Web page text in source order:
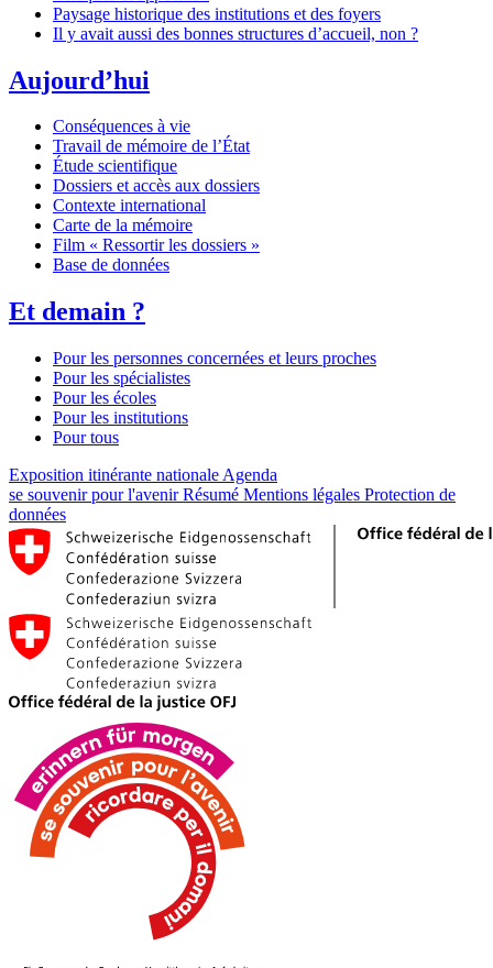
Paysage historique des institutions et des foyers
Il y avait aussi des bonnes structures d’accueil, non ?
Aujourd’hui
Conséquences à vie
Travail de mémoire de l’État
Étude scientifique
Dossiers et accès aux dossiers
Contexte international
Carte de la mémoire
Film « Ressortir les dossiers »
Base de données
Et demain ?
Pour les personnes concernées et leurs proches
Pour les spécialistes
Pour les écoles
Pour les institutions
Pour tous
Exposition itinérante nationale Agenda
se souvenir pour l'avenirRésumé Mentions légales Protection de
données